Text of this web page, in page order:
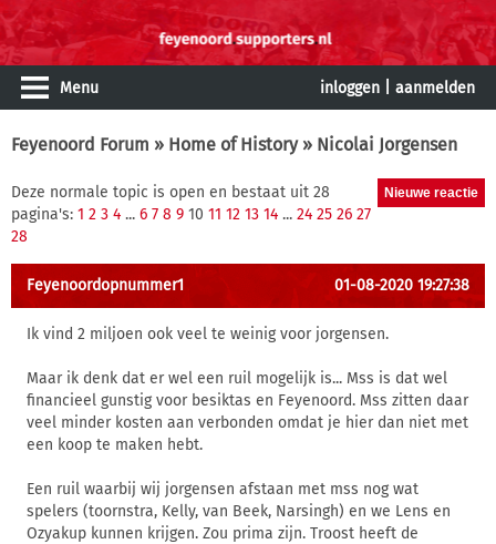
Menu inloggen aanmelden
Feyenoord Forum » Home of History» Nicolai Jorgensen
Deze normale topic is open en bestaat uit 28
pagina's: 1 2 3 4 ... 6 7 8 9 10 11 12 13 14 ... 24 25 26 27
28
Feyenoordopnummer1 01-08-2020 19:27:38
Ik vind 2 miljoen ook veel te weinig voor jorgensen.
Maar ik denk dat er wel een ruil mogelijk is... Mss is dat wel
financieel gunstig voor besiktas en Feyenoord. Mss zitten daar
veel minder kosten aan verbonden omdat je hier dan niet met
een koop te maken hebt.
Een ruil waarbij wij jorgensen afstaan met mss nog wat
spelers (toornstra, Kelly, van Beek, Narsingh) en we Lens en
Ozyakup kunnen krijgen. Zou prima zijn. Troost heeft de